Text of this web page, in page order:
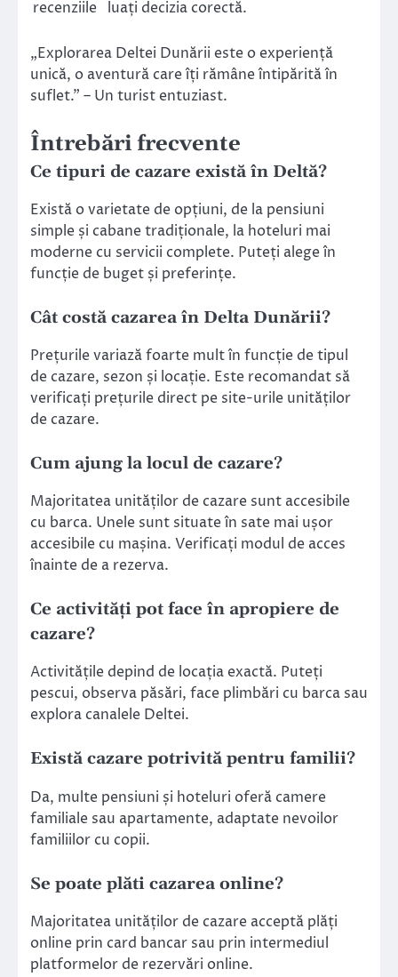
recenziile luați decizia corectă.
„Explorarea Deltei Dunării este o experiență
unică, o aventură care îți rămâne întipărită în
suflet.” – Un turist entuziast.
Întrebări frecvente
Ce tipuri de cazare există în Deltă?
Există o varietate de opțiuni, de la pensiuni
simple și cabane tradiționale, la hoteluri mai
moderne cu servicii complete. Puteți alege în
funcție de buget și preferințe.
Cât costă cazarea în Delta Dunării?
Prețurile variază foarte mult în funcție de tipul
de cazare, sezon și locație. Este recomandat să
verificați prețurile direct pe site-urile unităților
de cazare.
Cum ajung la locul de cazare?
Majoritatea unităților de cazare sunt accesibile
cu barca. Unele sunt situate în sate mai ușor
accesibile cu mașina. Verificați modul de acces
înainte de a rezerva.
Ce activități pot face în apropiere de
cazare?
Activitățile depind de locația exactă. Puteți
pescui, observa păsări, face plimbări cu barca sau
explora canalele Deltei.
Există cazare potrivită pentru familii?
Da, multe pensiuni și hoteluri oferă camere
familiale sau apartamente, adaptate nevoilor
familiilor cu copii.
Se poate plăti cazarea online?
Majoritatea unităților de cazare acceptă plăți
online prin card bancar sau prin intermediul
platformelor de rezervări online.